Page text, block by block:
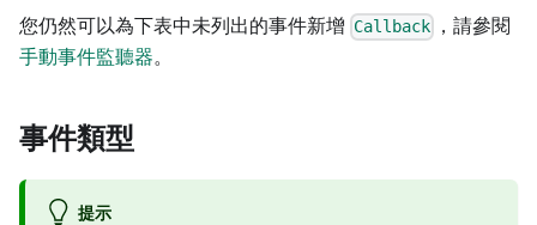
您仍然可以為下表中未列出的事件新增 Callback
，請參閱
手動事件監聽器。
事件類型
提示